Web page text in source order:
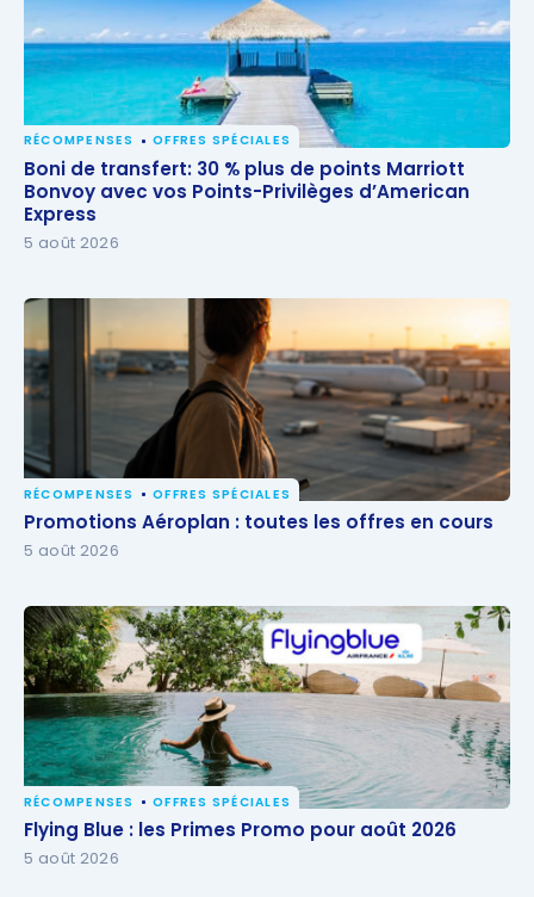
Boni de transfert: 30 % plus de points Marriott
Bonvoy avec vos Points-Privilèges d’American
Express
RÉCOMPENSES OFFRES SPÉCIALES
Boni de transfert: 30 % plus de points Marriott
Bonvoy avec vos Points-Privilèges d’American
Express
5 août 2026
Promotions Aéroplan : toutes les offres en cours
RÉCOMPENSES OFFRES SPÉCIALES
Promotions Aéroplan : toutes les offres en cours
5 août 2026
Flying Blue : les Primes Promo pour août 2026
RÉCOMPENSES OFFRES SPÉCIALES
Flying Blue : les Primes Promo pour août 2026
5 août 2026